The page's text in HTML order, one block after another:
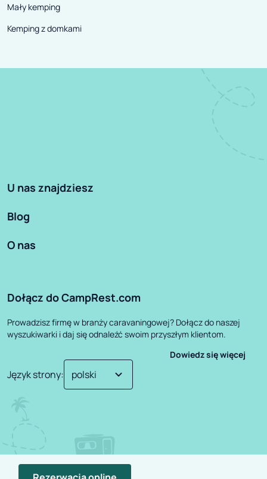
Mały kemping
Kemping z domkami
U nas znajdziesz
Blog
O nas
Dołącz do CampRest.com
Prowadzisz firmę w branży caravaningowej? Dołącz do naszej
wyszukiwarki i daj się odnaleźć swoim przyszłym klientom.
Dowiedz się więcej
Język strony: